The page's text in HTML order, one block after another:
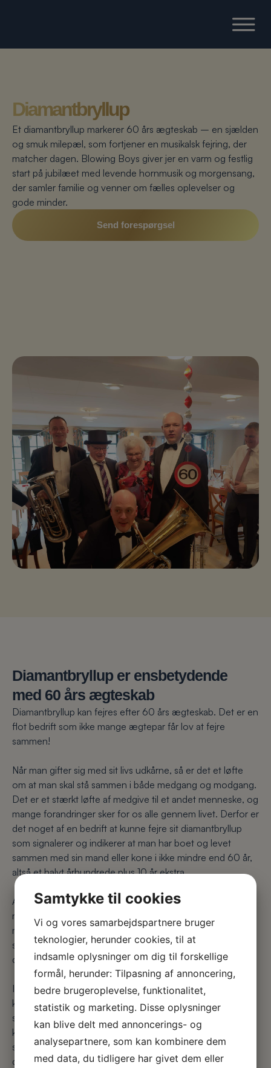
Diamantbryllup
Et diamantbryllup markerer 60 års ægteskab – en sjælden
og smuk milepæl, som fortjener en musikalsk fejring, der
matcher dagen. Blowing Boys giver jer en varm og festlig
start på jubilæet med levende hornmusik og morgensang,
der samler familie og venner om fælles oplevelser og
gode minder.
Send forespørgsel
Diamantbrylluper ensbetydende
med 60 års ægteskab
Diamantbryllup kan fejres efter 60 års ægteskab. Det er en
flot bedrift som ikke mange ægtepar får lov at fejre
sammen!
Når man gifter sig med sit livs udkårne, så er det et løfte
om at man skal stå sammen i både medgang og modgang.
Det er et stærkt løfte af medgive til et andet menneske, og
mange forandringer sker for os alle gennem livet. Derfor er
det noget af en bedrift at kunne fejre sit diamantbryllup
som signalerer og indikerer at man har boet og levet
sammen med sin mand eller kone i ikke mindre end 60 år,
altså et halvt århundrede plus 10 år ekstra.
At have levet sammen med sit livs udkårne i 60 år er en
meget flot bedrift, og af netop denne grund vil man også
modtage et brev fra selveste dronningen. Dronningen
sender en lykønskning til de borgere, der kan fejre
diamantbryllup.
I brevet står en hilsen fra dronningen om, hvor stolte man
kan være som ægtepar over at have nået denne helt
specielle milepæl i sit ægteskab. Det sker ved, at parrets
kommune giver besked om diamantbrylluppet til Hoffet,
som sørger for, at der kommer et royalt brev på selve
dagen.
Samtykke til cookies
Vi og vores samarbejdspartnere bruger
teknologier, herunder cookies, til at
indsamle oplysninger om dig til forskellige
formål, herunder: Tilpasning af annoncering,
bedre brugeroplevelse, funktionalitet,
statistik og marketing. Disse oplysninger
kan blive delt med annoncerings- og
analysepartnere, som kan kombinere dem
med data, du tidligere har givet dem eller